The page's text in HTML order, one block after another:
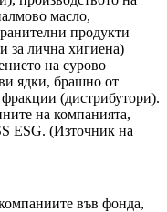
масло,
продукти
за лична хигиена)
на сурово
ядки, брашно от
(дистрибутори).
на компанията,
ESG. (Източник на
във фонда,